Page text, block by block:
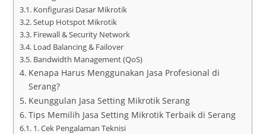
Konfigurasi Dasar Mikrotik
Setup Hotspot Mikrotik
Firewall & Security Network
Load Balancing & Failover
Bandwidth Management (QoS)
Kenapa Harus Menggunakan Jasa Profesional di
Serang?
Keunggulan Jasa Setting Mikrotik Serang
Tips Memilih Jasa Setting Mikrotik Terbaik di Serang
1. Cek Pengalaman Teknisi